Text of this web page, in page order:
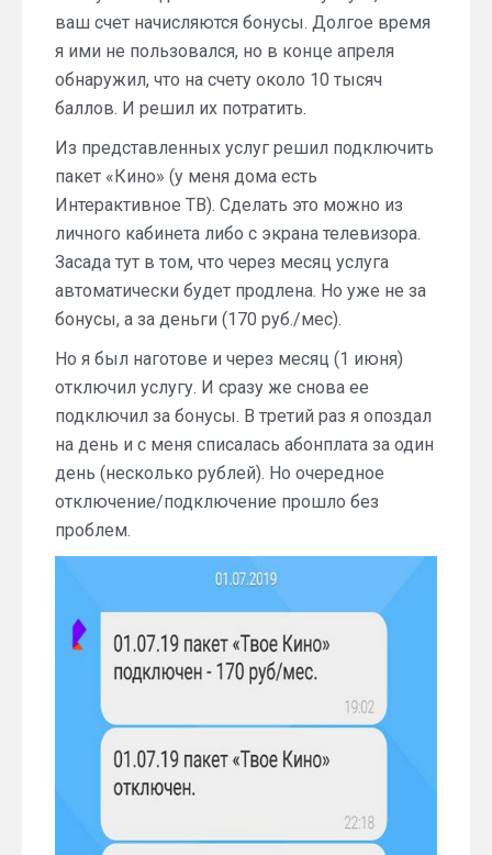
ваш счет начисляются бонусы. Долгое время
я ими не пользовался, но в конце апреля
обнаружил, что на счету около 10 тысяч
баллов. И решил их потратить.
Из представленных услуг решил подключить
пакет «Кино» (у меня дома есть
Интерактивное ТВ). Сделать это можно из
личного кабинета либо с экрана телевизора.
Засада тут в том, что через месяц услуга
автоматически будет продлена. Но уже не за
бонусы, а за деньги (170 руб./мес).
Но я был наготове и через месяц (1 июня)
отключил услугу. И сразу же снова ее
подключил за бонусы. В третий раз я опоздал
на день и с меня списалась абонплата за один
день (несколько рублей). Но очередное
отключение/подключение прошло без
проблем.